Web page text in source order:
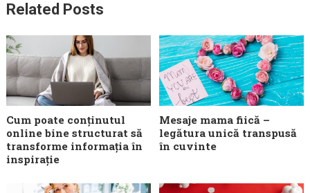
Related Posts
Cum poate conținutul
online bine structurat să
transforme informația în
inspirație
Mesaje mama fiică –
legătura unică transpusă
în cuvinte